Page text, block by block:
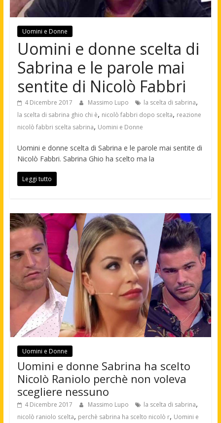
Uomini e Donne
Uomini e donne scelta di
Sabrina e le parole mai
sentite di Nicolò Fabbri
4 Dicembre 2017 Massimo Lupo la scelta di sabrina,
la scelta di sabrina ghio chi è, nicolò fabbri dopo scelta, reazione
nicolò fabbri scelta sabrina, Uomini e Donne
Uomini e donne scelta di Sabrina e le parole mai sentite di
Nicolò Fabbri. Sabrina Ghio ha scelto ma la
Leggi tutto
Uomini e Donne
Uomini e donne Sabrina ha scelto
Nicolò Raniolo perchè non voleva
scegliere nessuno
4 Dicembre 2017 Massimo Lupo la scelta di sabrina,
nicolò raniolo scelta, perchè sabrina ha scelto nicolò r, Uomini e